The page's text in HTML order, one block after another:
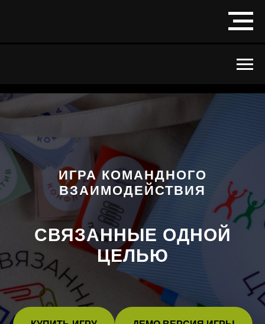
ИГРА КОМАНДНОГО
ВЗАИМОДЕЙСТВИЯ
СВЯЗАННЫЕ ОДНОЙ
ЦЕЛЬЮ